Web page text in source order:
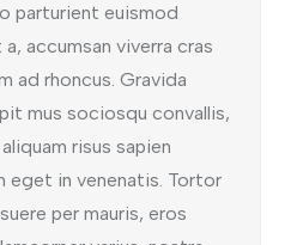
parturient euismod
accumsan viverra cras
ad rhoncus. Gravida
mus sociosqu convallis,
risus sapien
eget in venenatis. Tortor
per mauris, eros